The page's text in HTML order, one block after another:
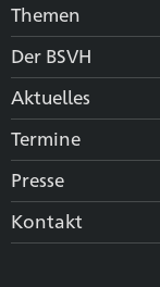
Themen
Der BSVH
Aktuelles
Termine
Presse
Kontakt